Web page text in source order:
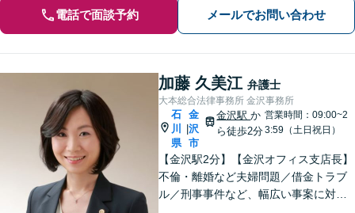
電話で面談予約 メールでお問い合わせ
加藤 久美江 弁護士
大本総合法律事務所 金沢事務所
石
川
県
|
金
沢
市
金沢駅か
ら徒歩2分
営業時間：09:00~2
3:59（土日祝日）
【金沢駅2分】【金沢オフィス支店長】
不倫・離婚など夫婦問題／借金トラブ
ル／刑事事件など、幅広い事案に対応